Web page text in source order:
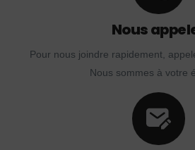
Nous
Pour nous joindre rapidement,
Nous sommes à votre